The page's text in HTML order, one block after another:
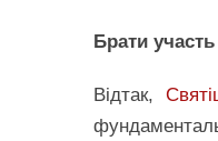
Брати участь
Відтак,